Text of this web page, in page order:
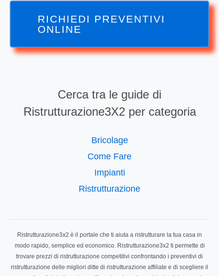
RICHIEDI PREVENTIVI
ONLINE
Cerca tra le guide di
Ristrutturazione3X2 per categoria
Bricolage
Come Fare
Impianti
Ristrutturazione
Ristrutturazione3x2 è il portale che ti aiuta a ristrutturare la tua casa in
modo rapido, semplice ed economico. Ristrutturazione3x2 ti permette di
trovare prezzi di ristrutturazione competitivi confrontando i preventivi di
ristrutturazione delle migliori ditte di ristrutturazione affiliate e di scegliere il